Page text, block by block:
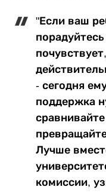
"Если ваш
- сегодня
поддержка
Лучше
комиссии,